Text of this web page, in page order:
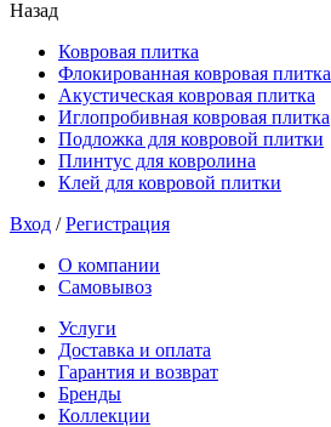
Назад
Ковровая плитка
Флокированная ковровая плитка
Акустическая ковровая плитка
Иглопробивная ковровая плитка
Подложка для ковровой плитки
Плинтус для ковролина
Клей для ковровой плитки
Вход /Регистрация
О компании
Самовывоз
Услуги
Доставка и оплата
Гарантия и возврат
Бренды
Коллекции